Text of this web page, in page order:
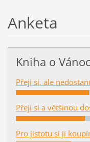
Anketa
Kniha o
Přeji si, ale
Přeji si a většinou
Pro jistotu si ji